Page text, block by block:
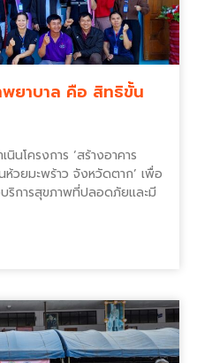
พยาบาล คือ สิทธิขั้น
นโครงการ ‘สร้างอาคาร
วยมะพร้าว จังหวัดตาก’ เพื่อ
บริการสุขภาพที่ปลอดภัยและมี